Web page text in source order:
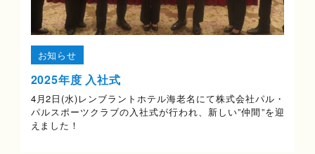
お知らせ
2025年度 入社式
4月2日(水)レンブラントホテル海老名にて株式会社パル・
パルスポーツクラブの入社式が行われ、新しい”仲間”を迎
えました！